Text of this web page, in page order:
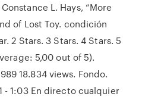
L. Hays, “More
of Lost Toy. condición
2 Stars. 3 Stars. 4 Stars. 5
5,00 out of 5).
18.834 views. Fondo.
- 1:03 En directo cualquier